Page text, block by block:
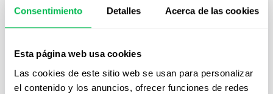
Consentimiento Detalles Acerca de las cookies
Esta página web usa cookies
Las cookies de este sitio web se usan para personalizar
el contenido y los anuncios, ofrecer funciones de redes